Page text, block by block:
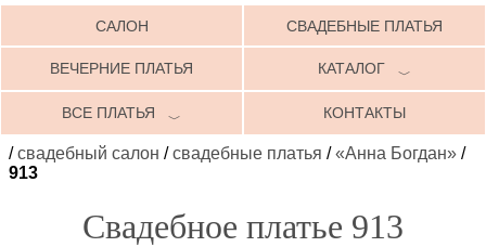
САЛОН СВАДЕБНЫЕ ПЛАТЬЯ
ВЕЧЕРНИЕ ПЛАТЬЯ КАТАЛОГ ﹀
ВСЕ ПЛАТЬЯ ﹀ КОНТАКТЫ
/свадебный салон /свадебные платья /«Анна Богдан» /
913
Свадебное платье 913